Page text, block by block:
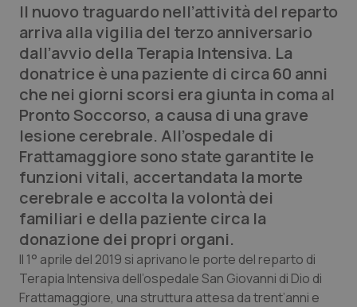
Lettere al direttore
Edizioni Regionali
QS Pro
Professionisti Sanitari.AI
Abruzzo
Basilicata
Calabria
QS Pro Gold
Artrite & artrosi
Asma & BPCO
QS Club Newsletter
Il nuovo traguardo nell’attività del reparto
arriva alla vigilia del terzo anniversario
dall’avvio della Terapia Intensiva. La
donatrice è una paziente di circa 60 anni
che nei giorni scorsi era giunta in coma al
Pronto Soccorso, a causa di una grave
lesione cerebrale. All’ospedale di
Frattamaggiore sono state garantite le
funzioni vitali, accertandata la morte
cerebrale e accolta la volontà dei
familiari e della paziente circa la
donazione dei propri organi.
Il 1° aprile del 2019 si aprivano le porte del reparto di
Terapia Intensiva dell’ospedale San Giovanni di Dio di
Frattamaggiore, una struttura attesa da trent’anni e